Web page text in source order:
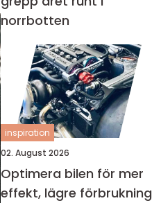
norrbotten
inspiration
02. August 2026
Optimera bilen för mer
effekt, lägre förbrukning